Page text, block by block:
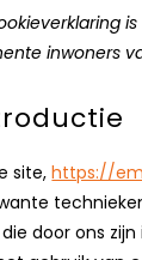
inwoners
site,https://
door ons